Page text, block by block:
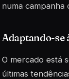
numa campanha
Adaptando-se
O mercado está
últimas